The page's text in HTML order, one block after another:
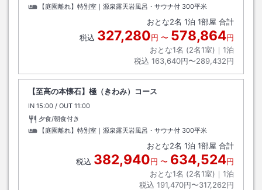
【庭園離れ】特別室｜源泉露天岩風呂・サウナ付 300平米
おとな2名 1泊 1部屋 合計
税込 327,280円 〜 578,864円
おとな1名 (2名1室)｜ 1泊
税込 163,640円〜289,432円
【至高の本懐石】極（きわみ）コース
IN チェックイン
15:00 / OUT チェックアウト
11:00
夕食/朝食付き
【庭園離れ】特別室｜源泉露天岩風呂・サウナ付 300平米
おとな2名 1泊 1部屋 合計
税込 382,940円 〜 634,524円
おとな1名 (2名1室)｜ 1泊
税込 191,470円〜317,262円